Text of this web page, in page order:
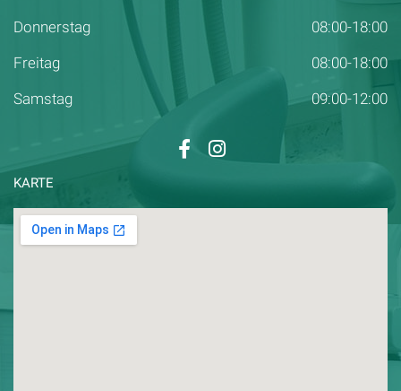
Donnerstag
08:00-18:00
Freitag
08:00-18:00
Samstag
09:00-12:00
KARTE